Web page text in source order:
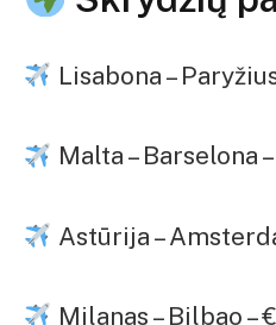
Lisabona –
Malta – Barselona
Astūrija –
Milanas – Bilbao –